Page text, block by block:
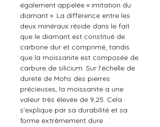
également appelée « imitation du
diamant ». La différence entre les
deux minéraux réside dans le fait
que le diamant est constitué de
carbone dur et comprimé, tandis
que la moissanite est composée de
carbure de silicium. Sur l'échelle de
dureté de Mohs des pierres
précieuses, la moissanite a une
valeur très élevée de 9,25. Cela
s'explique par sa durabilité et sa
forme extrêmement dure .